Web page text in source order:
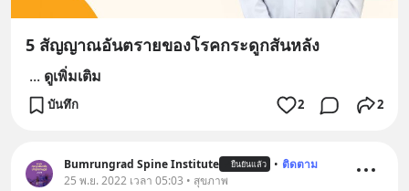
5 สัญญาณอันตรายของโรคกระดูกสันหลัง
... ดูเพิ่มเติม
บันทึก 2 2
Bumrungrad Spine Institute ยืนยันแล้ว • ติดตาม
25 พ.ย. 2022 เวลา 05:03 • สุขภาพ